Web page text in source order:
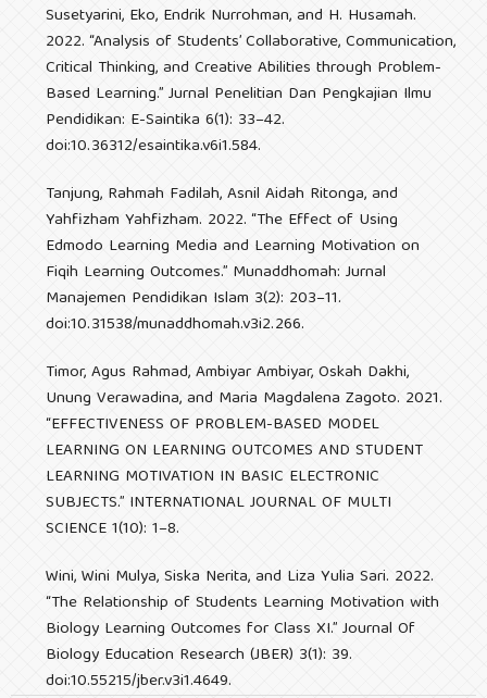
Susetyarini, Eko, Endrik Nurrohman, and H. Husamah.
2022. “Analysis of Students’ Collaborative, Communication,
Critical Thinking, and Creative Abilities through Problem-
Based Learning.” Jurnal Penelitian Dan Pengkajian Ilmu
Pendidikan: E-Saintika 6(1): 33–42.
doi:10.36312/esaintika.v6i1.584.
Tanjung, Rahmah Fadilah, Asnil Aidah Ritonga, and
Yahfizham Yahfizham. 2022. “The Effect of Using
Edmodo Learning Media and Learning Motivation on
Fiqih Learning Outcomes.” Munaddhomah: Jurnal
Manajemen Pendidikan Islam 3(2): 203–11.
doi:10.31538/munaddhomah.v3i2.266.
Timor, Agus Rahmad, Ambiyar Ambiyar, Oskah Dakhi,
Unung Verawadina, and Maria Magdalena Zagoto. 2021.
“EFFECTIVENESS OF PROBLEM-BASED MODEL
LEARNING ON LEARNING OUTCOMES AND STUDENT
LEARNING MOTIVATION IN BASIC ELECTRONIC
SUBJECTS.” INTERNATIONAL JOURNAL OF MULTI
SCIENCE 1(10): 1–8.
Wini, Wini Mulya, Siska Nerita, and Liza Yulia Sari. 2022.
“The Relationship of Students Learning Motivation with
Biology Learning Outcomes for Class XI.” Journal Of
Biology Education Research (JBER) 3(1): 39.
doi:10.55215/jber.v3i1.4649.